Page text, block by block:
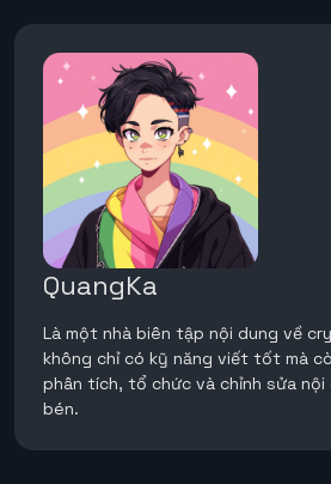
QuangKa
Là một nhà biên tập nội dung về
không chỉ có kỹ năng viết tốt mà
phân tích, tổ chức và chỉnh sửa
bén.